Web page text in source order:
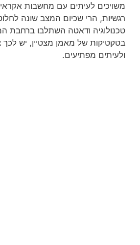
משויכים לעיתים עם מחשבות
רגשיות, הרי שכיום המצב שונה
טכנולוגיה ודאטה השתלבו ברחבת
בטקטיקות של מאמן מצטיין, יש
ולעיתים מפתיעים.